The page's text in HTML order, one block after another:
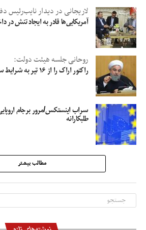
لاریجانی در دیدار نایب‌رئیس
آمریکایی‌ها قادر به ایجاد تنش در
روحانی جلسه هیئت دولت:
راکتور اراک را از ۱۶ تیر به شرایط سابق برمی‌گردانیم
سراب اینستکس/مرور برجام
طلبکارانه
مطالب بیشتر